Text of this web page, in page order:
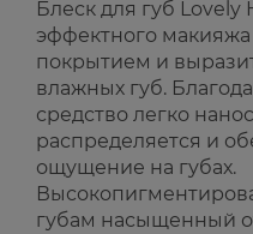
Блеск для губ Lovely
эффектного
покрытием и
влажных губ.
средство легко
распределяется и
ощущение на губах.
губам насыщенный